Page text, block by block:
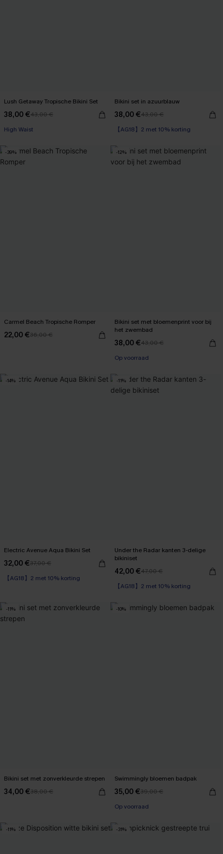
Lush Getaway Tropische Bikini Set
38,00 €43,00 €
【AG18】2 met 10% korting
High Waist
Bikini set in azuurblauw
38,00 €43,00 €
【AG18】2 met 10% korting
-39%
Carmel Beach Tropische Romper
22,00 €36,00 €
-12%
Bikini set met bloemenprint voor bij
het zwembad
38,00 €43,00 €
Op voorraad
-14%
Electric Avenue Aqua Bikini Set
32,00 €37,00 €
【AG18】2 met 10% korting
-11%
Under the Radar kanten 3-delige
bikiniset
42,00 €47,00 €
【AG18】2 met 10% korting
-11%
Bikini set met zonverkleurde strepen
34,00 €38,00 €
-10%
Swimmingly bloemen badpak
35,00 €39,00 €
Op voorraad
-11% -31%